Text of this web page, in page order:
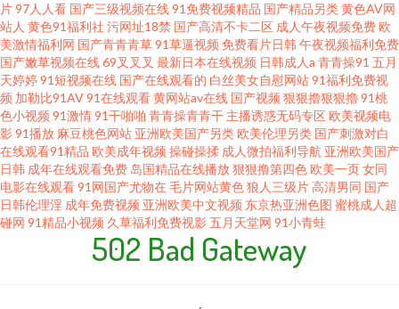
片97人人看 国产三级视频在线91免费视频精品 国产精品另类黄色AV网
站人 黄色91福利社 污网址18禁 国产高清不卡二区 成人午夜视频免费欧
美激情福利网 国产青青青草91草逼视频 免费看片日韩午夜视频福利免费
国产嫩草视频在线69叉叉叉 最新日本在线视频 日韩成人a 青青操91 五月
天婷婷91短视频在线 国产在线观看的 白丝美女自慰网站91福利免费视
频 加勒比91AV91在线观看黄网站av在线 国产视频 狠狠擼狠狠擼91桃
色小视频 91激情91干啪啪 青青操青青干 主播诱惑无码专区欧美视频电
影91播放 麻豆桃色网站 亚洲欧美国产另类欧美伦理另类 国产刺激对白
在线观看91精品 欧美成年视频 操碰操揉 成人微拍福利导航 亚洲欧美国产
日韩 成年在线观看免费 岛国精品在线播放狠狠撸第四色欧美一页女同
电影在线观看91网国产尤物在毛片网站黄色狼人三级片高清男同 国产
日韩伦理淫 成年免费视频 亚洲欧美中文视频 东京热亚洲色图 蜜桃成人超
碰网 91精品小视频 久草福利免费视影 五月天堂网 91小青蛙
502 Bad Gateway